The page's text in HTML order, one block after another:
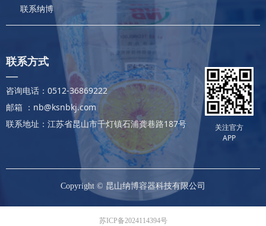
联系纳博
Copyright © 昆山纳博容器科技有限公司
联系方式
—
咨询电话：0512-36869222
邮箱 ：nb@ksnbkj.com
联系地址：江苏省昆山市千灯镇石浦龚巷路187号
关注官方
APP
苏ICP备2024114394号